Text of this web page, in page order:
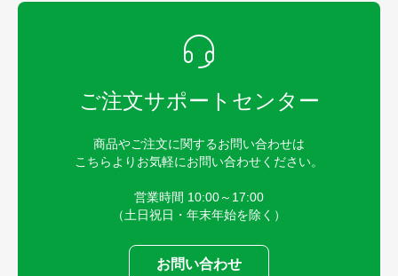
ご注文サポートセンター
商品やご注文に関するお問い合わせは
こちらよりお気軽にお問い合わせください。
営業時間 10:00～17:00
（土日祝日・年末年始を除く）
お問い合わせ